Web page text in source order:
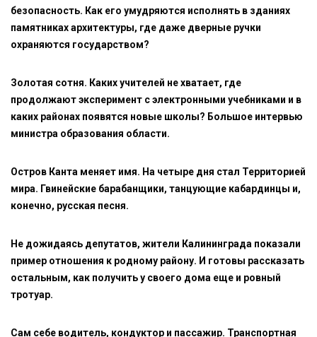
безопасность. Как его умудряются исполнять в зданиях
памятниках архитектуры, где даже дверные ручки
охраняются государством?
Золотая сотня. Каких учителей не хватает, где
продолжают эксперимент с электронными учебниками и в
каких районах появятся новые школы? Большое интервью
министра образования области.
Остров Канта меняет имя. На четыре дня стал Территорией
мира. Гвинейские барабанщики, танцующие кабардинцы и,
конечно, русская песня.
Не дожидаясь депутатов, жители Калининграда показали
пример отношения к родному району. И готовы рассказать
остальным, как получить у своего дома еще и ровный
тротуар.
Сам себе водитель, кондуктор и пассажир. Транспортная